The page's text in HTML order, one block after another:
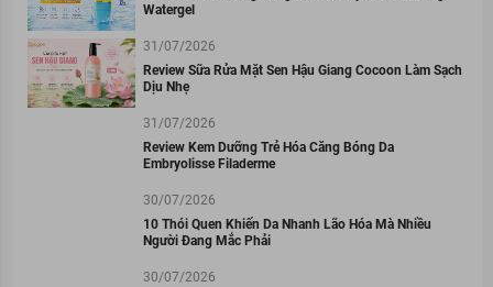
Watergel
31/07/2026
Review Sữa Rửa Mặt Sen Hậu Giang Cocoon Làm Sạch
Dịu Nhẹ
31/07/2026
Review Kem Dưỡng Trẻ Hóa Căng Bóng Da
Embryolisse Filaderme
30/07/2026
10 Thói Quen Khiến Da Nhanh Lão Hóa Mà Nhiều
Người Đang Mắc Phải
30/07/2026